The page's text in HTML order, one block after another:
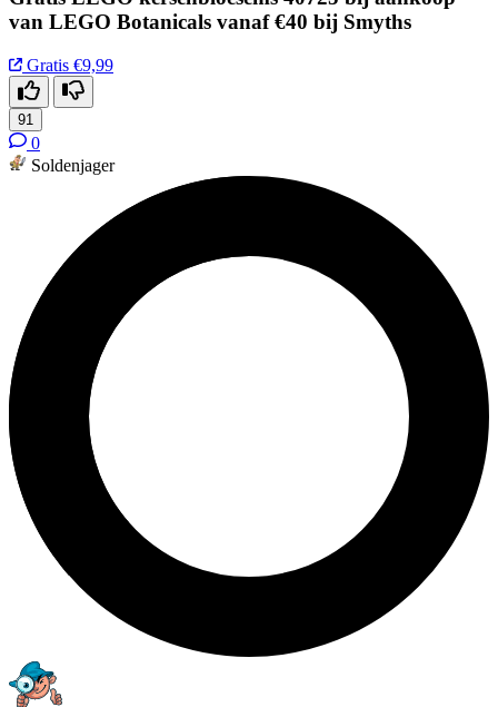
van LEGO Botanicals vanaf €40 bij Smyths
Gratis €9,99
91
0
Soldenjager